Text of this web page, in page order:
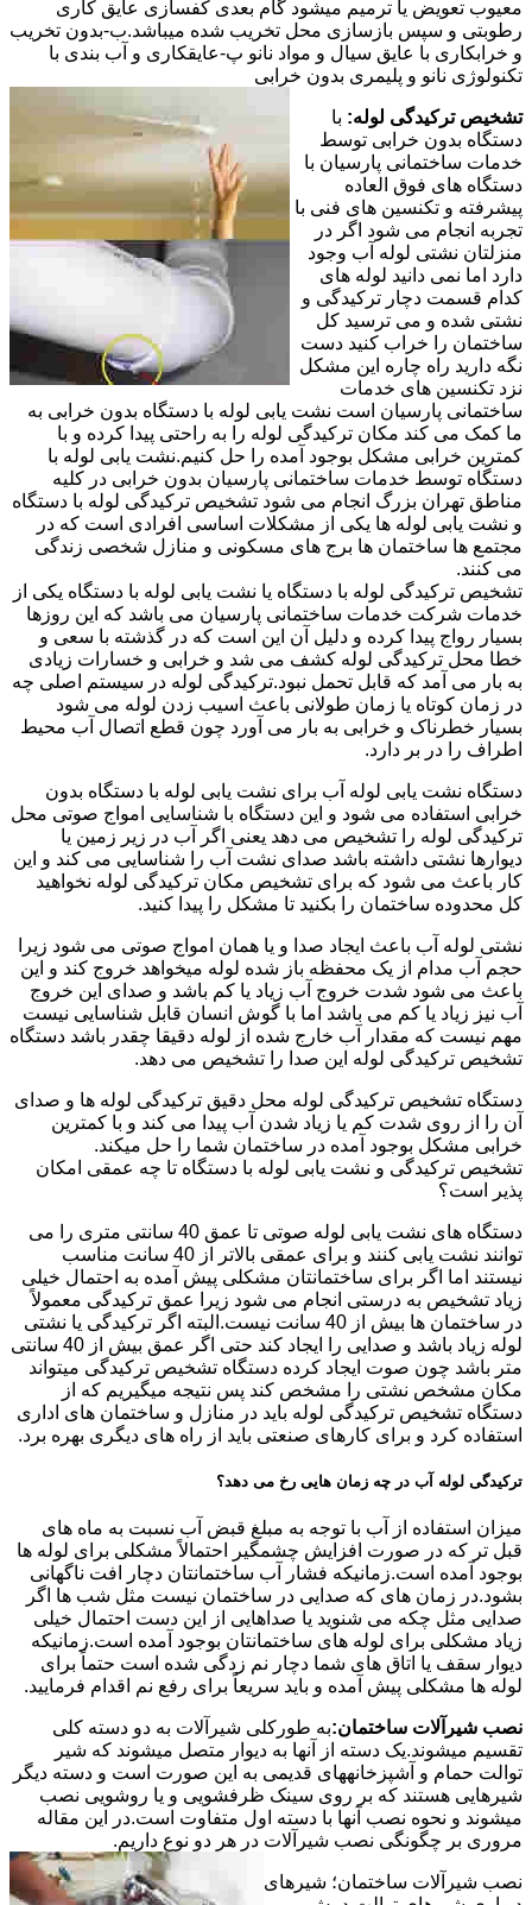
معیوب تعویض یا ترمیم میشود گام بعدی کفسازی عایق کاری
رطوبتی و سپس بازسازی محل تخریب شده میباشد.ب-بدون تخریب
و خرابکاری با عایق سیال و مواد نانو پ-عایقکاری و آب بندی با
تکنولوژی نانو و پلیمری بدون خرابی
تشخیص ترکیدگی لوله: با
دستگاه بدون خرابی توسط
خدمات ساختمانی پارسیان با
دستگاه های فوق العاده
پیشرفته و تکنسین های فنی با
تجربه انجام می شود اگر در
منزلتان نشتی لوله آب وجود
دارد اما نمی دانید لوله های
کدام قسمت دچار ترکیدگی و
نشتی شده و می ترسید کل
ساختمان را خراب کنید دست
نگه دارید راه چاره این مشکل
نزد تکنسین های خدمات
ساختمانی پارسیان است نشت یابی لوله با دستگاه بدون خرابی به
ما کمک می کند مکان ترکیدگی لوله را به راحتی پیدا کرده و با
کمترین خرابی مشکل بوجود آمده را حل کنیم.نشت یابی لوله با
دستگاه توسط خدمات ساختمانی پارسیان بدون خرابی در کلیه
مناطق تهران بزرگ انجام می شود تشخیص ترکیدگی لوله با دستگاه
و نشت یابی لوله ها یکی از مشکلات اساسی افرادی است که در
مجتمع ها ساختمان ها برج های مسکونی و منازل شخصی زندگی
می کنند.
تشخیص ترکیدگی لوله با دستگاه یا نشت یابی لوله با دستگاه یکی از
خدمات شرکت خدمات ساختمانی پارسیان می باشد که این روزها
بسیار رواج پیدا کرده و دلیل آن این است که در گذشته با سعی و
خطا محل ترکیدگی لوله کشف می شد و خرابی و خسارات زیادی
به بار می آمد که قابل تحمل نبود.ترکیدگی لوله در سیستم اصلی چه
در زمان کوتاه یا زمان طولانی باعث اسیب زدن لوله می شود
بسیار خطرناک و خرابی به بار می آورد چون قطع اتصال آب محیط
اطراف را در بر دارد.
دستگاه نشت یابی لوله آب برای نشت یابی لوله با دستگاه بدون
خرابی استفاده می شود و این دستگاه با شناسایی امواج صوتی محل
ترکیدگی لوله را تشخیص می دهد یعنی اگر آب در زیر زمین یا
دیوارها نشتی داشته باشد صدای نشت آب را شناسایی می کند و این
کار باعث می شود که برای تشخیص مکان ترکیدگی لوله نخواهید
کل محدوده ساختمان را بکنید تا مشکل را پیدا کنید.
نشتی لوله آب باعث ایجاد صدا و یا همان امواج صوتی می شود زیرا
حجم آب مدام از یک محفظه باز شده لوله میخواهد خروج کند و این
باعث می شود شدت خروج آب زیاد یا کم باشد و صدای این خروج
آب نیز زیاد یا کم می باشد اما با گوش انسان قابل شناسایی نیست
مهم نیست که مقدار آب خارج شده از لوله دقیقا چقدر باشد دستگاه
تشخیص ترکیدگی لوله این صدا را تشخیص می دهد.
دستگاه تشخیص ترکیدگی لوله محل دقیق ترکیدگی لوله ها و صدای
آن را از روی شدت کم یا زیاد شدن آب پیدا می کند و با کمترین
خرابی مشکل بوجود آمده در ساختمان شما را حل میکند.
تشخیص ترکیدگی و نشت یابی لوله با دستگاه تا چه عمقی امکان
پذیر است؟
دستگاه های نشت یابی لوله صوتی تا عمق 40 سانتی متری را می
توانند نشت یابی کنند و برای عمقی بالاتر از 40 سانت مناسب
نیستند اما اگر برای ساختمانتان مشکلی پیش آمده به احتمال خیلی
زیاد تشخیص به درستی انجام می شود زیرا عمق ترکیدگی معمولاً
در ساختمان ها بیش از 40 سانت نیست.البته اگر ترکیدگی یا نشتی
لوله زیاد باشد و صدایی را ایجاد کند حتی اگر عمق بیش از 40 سانتی
متر باشد چون صوت ایجاد کرده دستگاه تشخیص ترکیدگی میتواند
مکان مشخص نشتی را مشخص کند پس نتیجه میگیریم که از
دستگاه تشخیص ترکیدگی لوله باید در منازل و ساختمان های اداری
استفاده کرد و برای کارهای صنعتی باید از راه های دیگری بهره برد.
ترکیدگی لوله آب در چه زمان هایی رخ می دهد؟
میزان استفاده از آب با توجه به مبلغ قبض آب نسبت به ماه های
قبل تر که در صورت افزایش چشمگیر احتمالاً مشکلی برای لوله ها
بوجود آمده است.زمانیکه فشار آب ساختمانتان دچار افت ناگهانی
بشود.در زمان های که صدایی در ساختمان نیست مثل شب ها اگر
صدایی مثل چکه می شنوید یا صداهایی از این دست احتمال خیلی
زیاد مشکلی برای لوله های ساختمانتان بوجود آمده است.زمانیکه
دیوار سقف یا اتاق های شما دچار نم زدگی شده است حتماً برای
لوله ها مشکلی پیش آمده و باید سریعاً برای رفع نم اقدام فرمایید.
نصب شیرآلات ساختمان:به طورکلی شیرآلات به دو دسته کلی
تقسیم میشوند.یک دسته از آنها به دیوار متصل میشوند که شیر
توالت حمام و آشپزخانههای قدیمی به این صورت است و دسته دیگر
شیرهایی هستند که بر روی سینک ظرفشویی و یا روشویی نصب
میشوند و نحوه نصب آنها با دسته اول متفاوت است.در این مقاله
مروری بر چگونگی نصب شیرآلات در هر دو نوع داریم.
نصب شیرآلات ساختمان؛ شیرهای